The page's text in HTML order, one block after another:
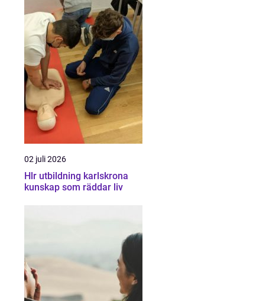
02 juli 2026
Hlr utbildning karlskrona
kunskap som räddar liv